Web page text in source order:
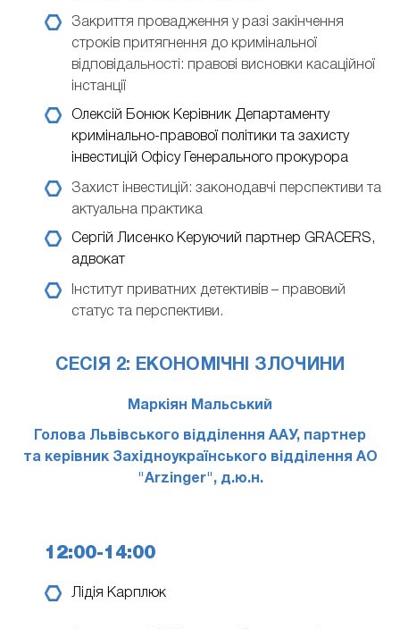
Закриття провадження у разі закінчення
строків притягнення до кримінальної
відповідальності: правові висновки касаційної
інстанції
Олексій Бонюк Керівник Департаменту
кримінально-правової політики та захисту
інвестицій Офісу Генерального прокурора
Захист інвестицій: законодавчі перспективи та
актуальна практика
Сергій Лисенко Керуючий партнер GRACERS,
адвокат
Інститут приватних детективів – правовий
статус та перспективи.
СЕСІЯ 2: ЕКОНОМІЧНІ ЗЛОЧИНИ
Маркіян Мальський
Голова Львівського відділення ААУ, партнер
та керівник Західноукраїнського відділення АО
"Arzinger", д.ю.н.
12:00-14:00
Лідія Карплюк